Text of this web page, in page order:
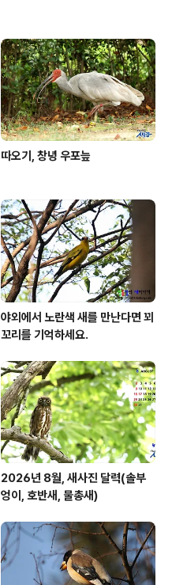
따오기, 창녕 우포늪
야외에서 노란색 새를 만난다면 꾀
꼬리를 기억하세요.
2026년 8월, 새사진 달력(솔부
엉이, 호반새, 물총새)